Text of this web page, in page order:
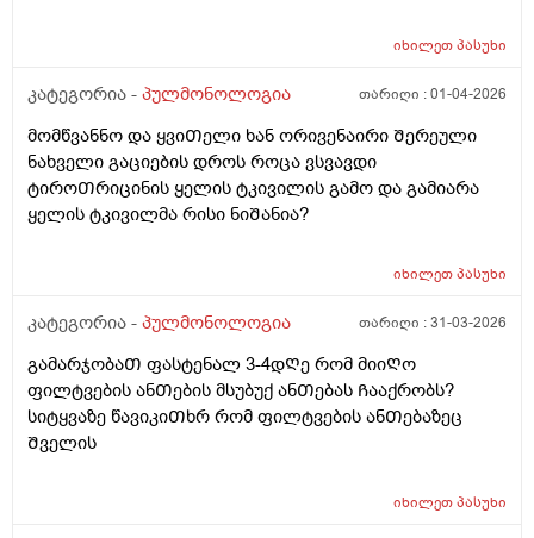
იქიდან Ჩამოვაგდო რამის ვხროტინებ ხოლმე ასევე
ამომდიოდა ხან საერᲗოდ არა მეოᲗხე აბი
ამომდის ხან Ძნელად მომწვანო ფერი ამომდიოდა
სულ და მოყვიᲗალო ერᲗად სანამ პულმოვანს
დავიწყებდი ახლა მწვანე საერᲗოდ აგარ მხოლოდ
ყვიᲗელი და Ძან იᲨვიაᲗად ᲗეᲗრი ქაფი და იმ
მაგრამ ამდენი ხველებისგან Თუ რიდგან არ ვიცი
გვერᲫე ნეკნები მტკივა ხოლმე ხან გულმკერდᲨიც
გადავიდა რამოდენიმეჯერ ტკივილი ასევე რომ
ვწევარ და სპეციალურად ამოვისუნᲗქავ გულ მკერდის
Შუა ნაწილᲨი ხმა მესმის ხოლმე სტვენის არა როგორც
ნახველიარის ხოლმე დაგროვებული რომ
ამოვახველებ მერე აᲦაარა ხოლმე ესეᲗი ᲨეგრᲫნება
უკან ნეკნებᲨი ანალოგიურად არის ხოლმე ხმა და ხმის
იხილეთპასუხი
კატეგორია - პულმონოლოგია თარიღი :01-04-2026
მომწვანნო და ყვიᲗელი ხან ორივენაირი Შერეული
ნახველი გაციების დროს როცა ვსვავდი
ტიროᲗრიცინის ყელის ტკივილის გამო და გამიარა
ყელის ტკივილმა რისი ნიᲨანია?
იხილეთპასუხი
კატეგორია - პულმონოლოგია თარიღი :31-03-2026
გამარჯობაᲗ ფასტენალ 3-4დᲦე რომ მიიᲦო
ფილტვების ანᲗების მსუბუქ ანᲗებას Ჩააქრობს?
სიტყვაზე წავიკიᲗხრ რომ ფილტვების ანᲗებაზეც
Შველის
იხილეთპასუხი